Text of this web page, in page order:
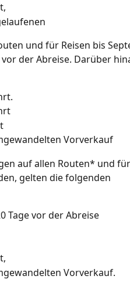
und für Reisen bis
der Abreise. Darüber
Vorverkauf
auf allen Routen* und für
gelten die folgenden
Tage vor der Abreise
Vorverkauf.